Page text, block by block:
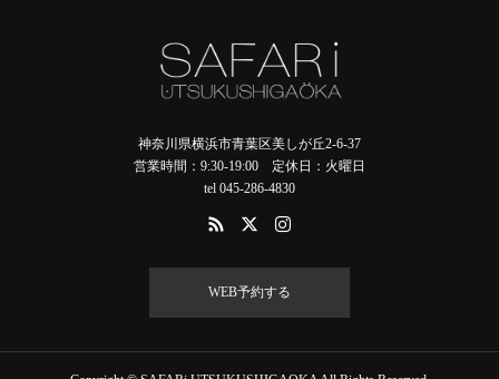
神奈川県横浜市青葉区美しが丘2-6-37
営業時間：9:30-19:00 定休日：火曜日
tel 045-286-4830
WEB予約する